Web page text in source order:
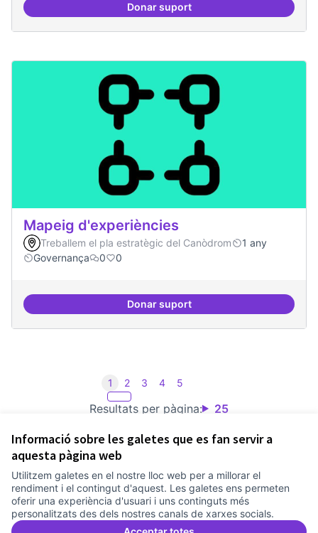
Informació sobre les galetes que es fan servir a
aquesta pàgina web
Utilitzem galetes en el nostre lloc web per a millorar el
rendiment i el contingut d'aquest. Les galetes ens permeten
oferir una experiència d'usuari i uns continguts més
personalitzats des dels nostres canals de xarxes socials.
Donar suportProcés participatiu
Mapeig d'experiències
Treballem el pla estratègic del Canòdrom
1 any
Governança
0 0
Donar suportMapeig d'experiències
Resultats per pàgina: 25
1 2 3 4 5
Termes i condicions d'ús
Configuració de les galetes
Comunitat Canòdrom a Facebook
(Link externo)
Comunitat Canòdrom a Instagram
(Link externo)
Comunitat Canòdrom a YouTube
(Link externo)
Català
Triar la llengua Elegir el idiomaChoose language